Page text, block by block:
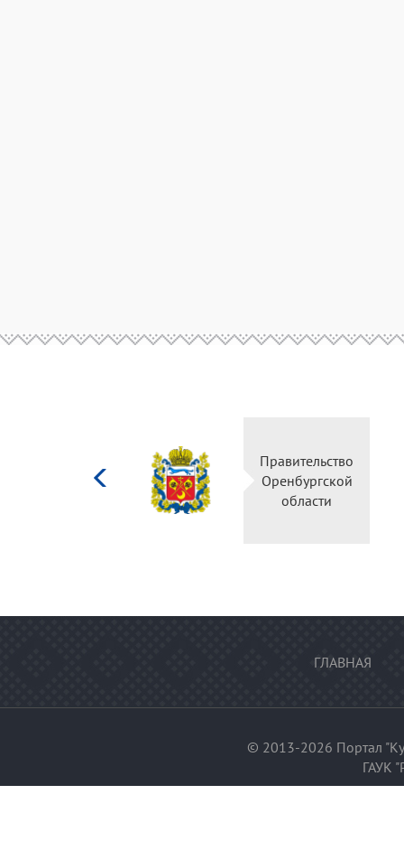
Правительство
Оренбургской
области
ГЛАВНАЯ
© 2013-2026 Портал
ГАУК